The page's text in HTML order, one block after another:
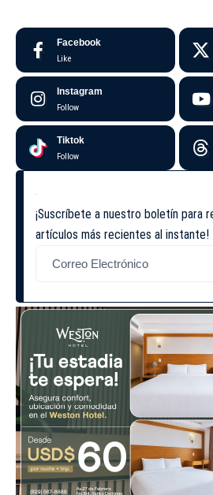
Facebook
Like
Instagram
Follow
Tiktok
Follow
¡Suscríbete a nuestro boletín para
artículos más recientes al instante!